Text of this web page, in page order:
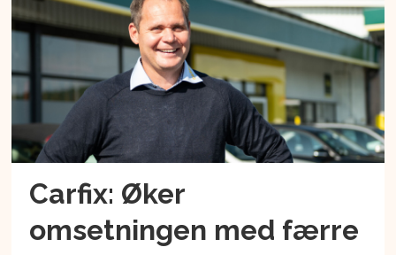
Carfix: Øker
omsetningen med færre